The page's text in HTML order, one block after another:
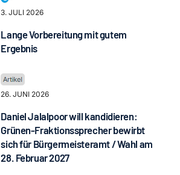
3. JULI 2026
Lange Vorbereitung mit gutem
Ergebnis
26. JUNI 2026
Daniel Jalalpoor will kandidieren:
Grünen-Fraktionssprecher bewirbt
sich für Bürgermeisteramt / Wahl am
28. Februar 2027